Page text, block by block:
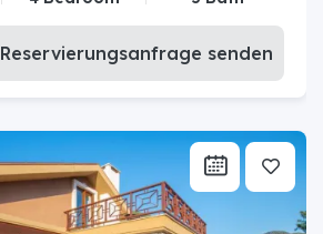
Reservierungsanfrage senden